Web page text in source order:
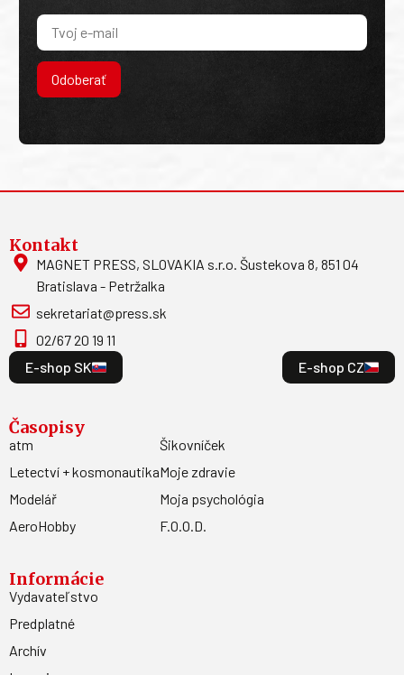
Odoberať
Kontakt
MAGNET PRESS, SLOVAKIA s.r.o. Šustekova 8, 851 04
Bratislava - Petržalka
sekretariat@press.sk
02/67 20 19 11
E-shop SK
E-shop CZ
Časopisy
atm
Letectví + kosmonautika
Modelář
AeroHobby
Šikovníček
Moje zdravie
Moja psychológia
F.O.O.D.
Informácie
Vydavateľstvo
Predplatné
Archív